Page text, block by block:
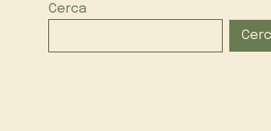
Cerca